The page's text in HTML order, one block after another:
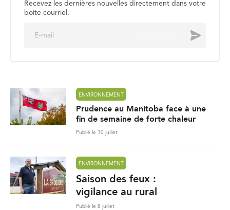
Recevez les dernières nouvelles directement dans votre
boite courriel.
Envoyer
ENVIRONNEMENT
Prudence au Manitoba face à une
fin de semaine de forte chaleur
Publié le 10 juillet
ENVIRONNEMENT
Saison des feux :
vigilance au rural
Publié le 8 juillet